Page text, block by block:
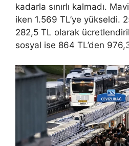
kadarla sınırlı kalmadı.
iken 1.569 TL’ye yükseldi.
282,5 TL olarak
sosyal ise 864 TL’den